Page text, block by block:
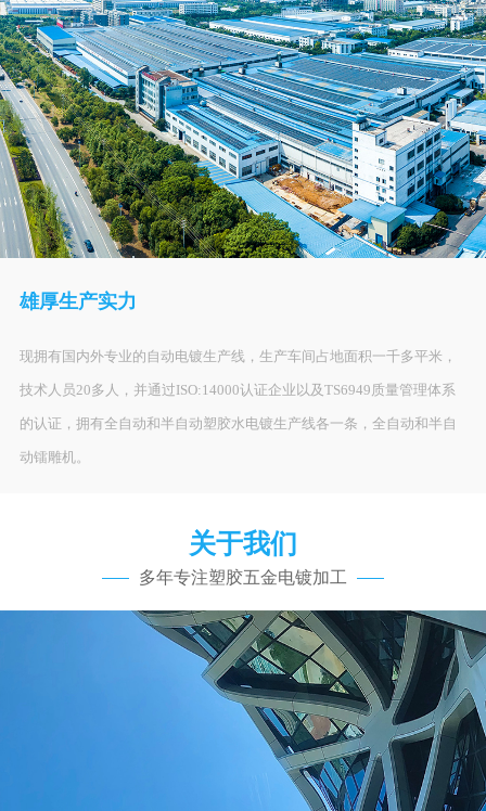
雄厚生产实力
现拥有国内外专业的自动电镀生产线，生产车间占地面积一千多平米，
技术人员20多人，并通过ISO:14000认证企业以及TS6949质量管理体系
的认证，拥有全自动和半自动塑胶水电镀生产线各一条，全自动和半自
动镭雕机。
关于我们
多年专注塑胶五金电镀加工